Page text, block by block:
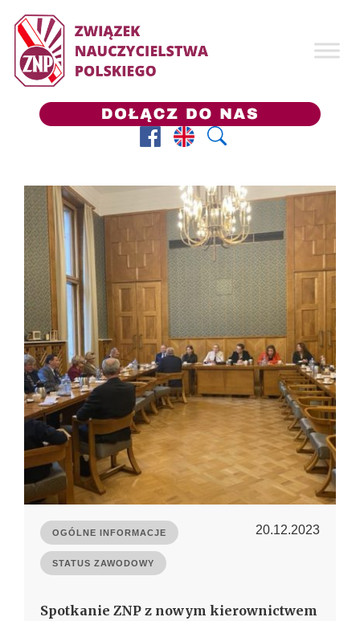
FacebookPrezes ZNP
Wyszukaj
OGÓLNE INFORMACJE
STATUS ZAWODOWY
20.12.2023
Spotkanie ZNP z nowym kierownictwem